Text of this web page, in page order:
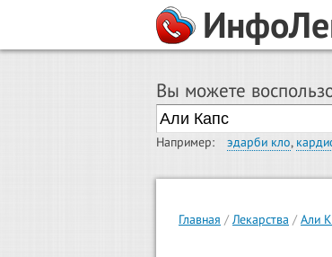
Вы можете
Например: эдарби кло,
Главная Лекарства Али